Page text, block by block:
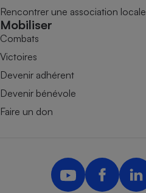
Rencontrer une association locale
Mobiliser
Combats
Victoires
Devenir adhérent
Devenir bénévole
Faire un don